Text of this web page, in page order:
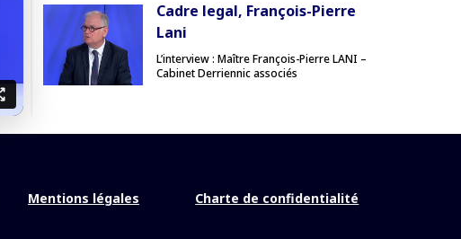
Cadre legal, François-Pierre
Lani
L’interview : Maître François-Pierre LANI –
Cabinet Derriennic associés
Mentions légales
Charte de confidentialité